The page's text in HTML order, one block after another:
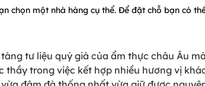
chọn một nhà hàng cụ thể. Để đặt chỗ bạn có
tư liệu quý giá của ẩm thực châu Âu
thầy trong việc kết hợp nhiều hương vị